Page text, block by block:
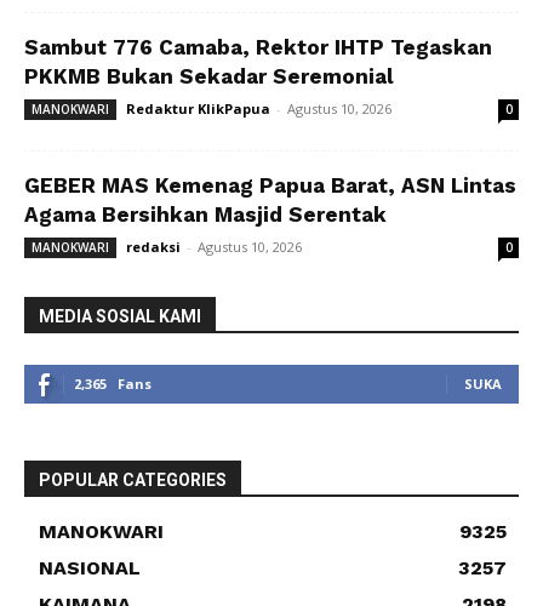
Sambut 776 Camaba, Rektor IHTP Tegaskan
PKKMB Bukan Sekadar Seremonial
MANOKWARI Redaktur KlikPapua - Agustus 10, 2026 0
GEBER MAS Kemenag Papua Barat, ASN Lintas
Agama Bersihkan Masjid Serentak
MANOKWARI redaksi - Agustus 10, 2026 0
MEDIA SOSIAL KAMI
2,365 Fans SUKA
POPULAR CATEGORIES
MANOKWARI
9325
NASIONAL
3257